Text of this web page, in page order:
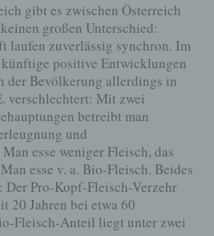
gibt es zwischen Österreich
großen Unterschied:
laufen zuverlässig synchron. Im
positive Entwicklungen
der Bevölkerung allerdings in
verschlechtert: Mit zwei
betreibt man
und
esse weniger Fleisch, das
esse v. a. Bio-Fleisch. Beides
Der Pro-Kopf-Fleisch-Verzehr
20 Jahren bei etwa 60
Fleisch-Anteil liegt unter zwei
Servers gespeichert. Erfasst
Browsertypen und
System verwendete
von welcher ein
unsere Internetseite gelangt
die Unterwebseiten, welche über
auf unserer Internetseite
Datum und die Uhrzeit eines
(6) eine Internet-Protokoll-
der Internet-Service-Provider des
(8) sonstige ähnliche Daten und
im Falle von
Systeme
Daten und Informationen
auf die betroffene Person.
vielmehr benötigt, um (1) die